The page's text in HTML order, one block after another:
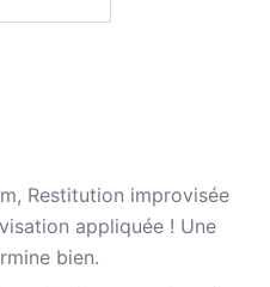
Restitution improvisée
appliquée ! Une
bien.